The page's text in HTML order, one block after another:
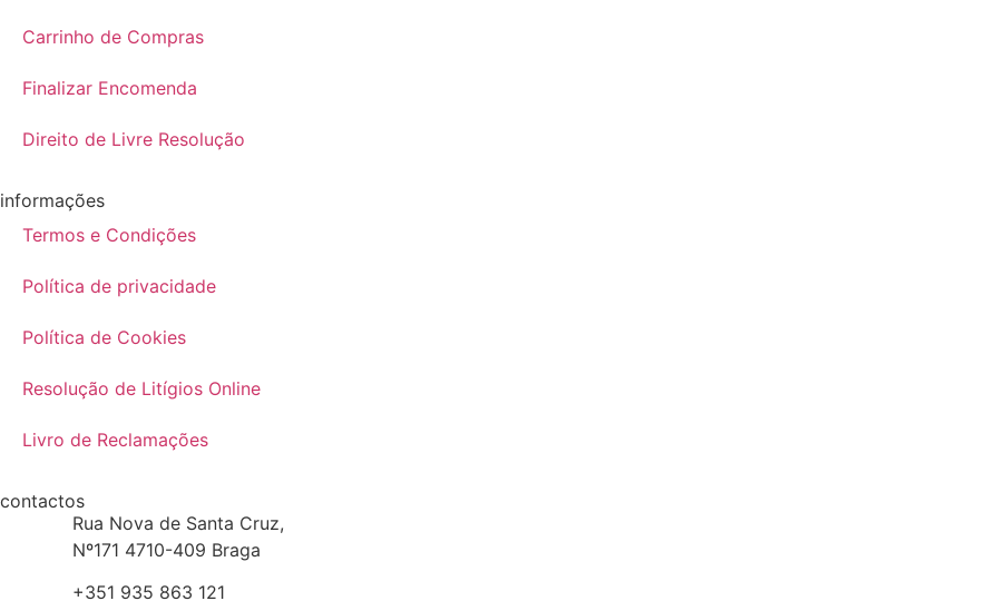
Carrinho de Compras
Finalizar Encomenda
Direito de Livre Resolução
informações
Termos e Condições
Política de privacidade
Política de Cookies
Resolução de Litígios Online
Livro de Reclamações
contactos
Rua Nova de Santa Cruz,
Nº171 4710-409 Braga
+351 935 863 121